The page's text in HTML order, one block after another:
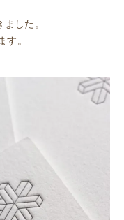
した。
。